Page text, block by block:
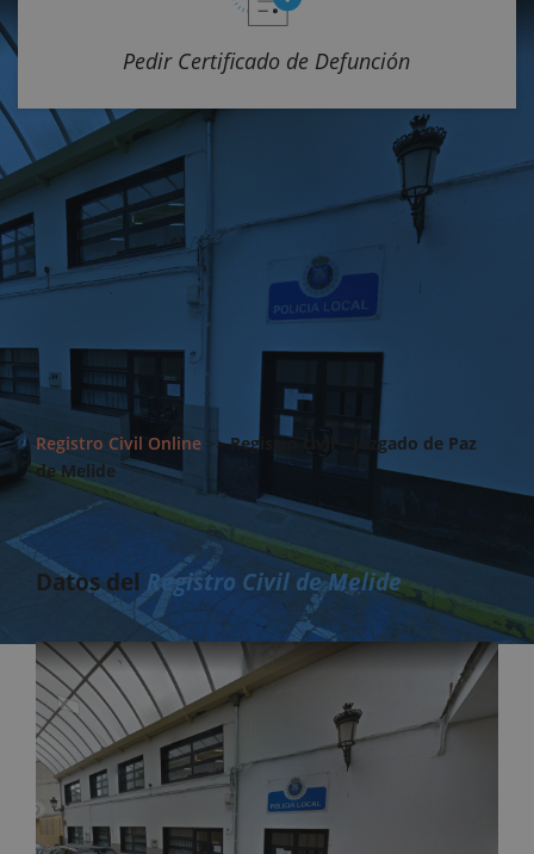
Pedir Certificado de Defunción
Registro Civil Online >>Registro civil – Juzgado de Paz
de Melide
Datos del Registro Civil de Melide